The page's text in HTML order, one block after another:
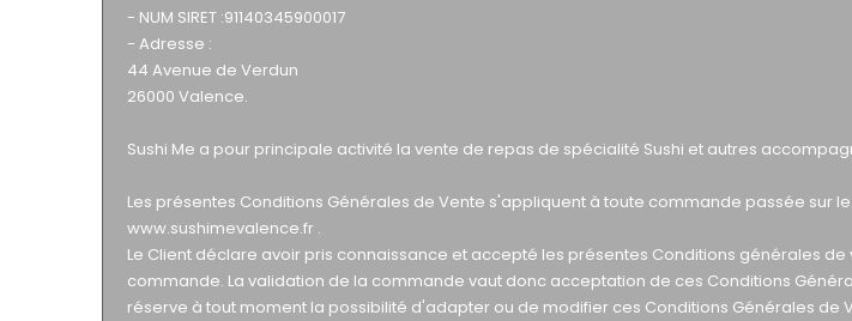
- NUM SIRET :91140345900017
- Adresse :
44 Avenue de Verdun
26000 Valence.
Sushi Me a pour principale activité la vente de repas de spécialité Sushi et autres
Les présentes Conditions Générales de Vente s'appliquent à toute commande passée sur
www.sushimevalence.fr .
Le Client déclare avoir pris connaissance et accepté les présentes Conditions générales
commande. La validation de la commande vaut donc acceptation de ces Conditions
réserve à tout moment la possibilité d'adapter ou de modifier ces Conditions Générales de